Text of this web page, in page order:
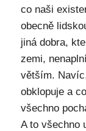
co naši
obecně
jiná dobra,
zemi,
větším.
obklopuje a
všechno
A to všechno